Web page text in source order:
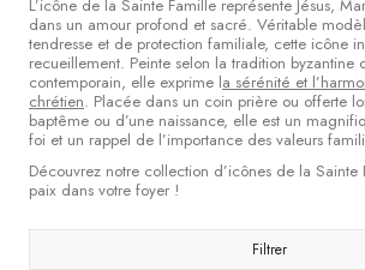
L’icône de la Sainte Famille représente Jésus,
dans un amour profond et sacré. Véritable
tendresse et de protection familiale, cette icône
recueillement. Peinte selon la tradition byzantine
contemporain, elle exprime la sérénité et
chrétien. Placée dans un coin prière ou offerte
baptême ou d’une naissance, elle est un
foi et un rappel de l’importance des valeurs
Découvrez notre collection d’icônes de la Sainte
paix dans votre foyer !
Filtrer